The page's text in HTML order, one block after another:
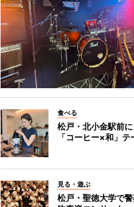
食べる
松戸・北小金駅前
「コーヒー×和」テ
見る・遊ぶ
松戸・聖徳大学で